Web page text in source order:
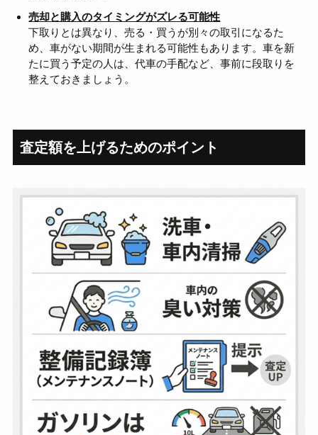
売却と購入のタイミングがズレる可能性
下取りとは異なり、売る・買うが別々の取引になるた
め、車がない期間が生まれる可能性もあります。車を新
たに買う予定の人は、代車の手配など、事前に段取りを
整えておきましょう。
査定額を上げるためのポイント